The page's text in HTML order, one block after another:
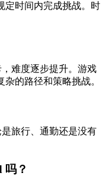
定时间内完成挑战。时
难度逐步提升。游戏
的路径和策略挑战。
旅行、通勤还是没有
吗？